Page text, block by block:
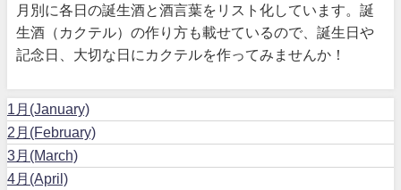
月別に各日の誕生酒と酒言葉をリスト化しています。誕
生酒（カクテル）の作り方も載せているので、誕生日や
記念日、大切な日にカクテルを作ってみませんか！
1月(January)
2月(February)
3月(March)
4月(April)